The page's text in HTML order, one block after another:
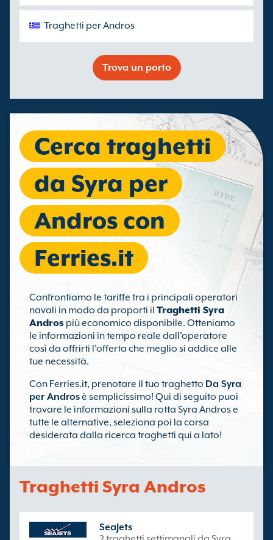
Traghetti per Andros
Trova un porto
Cerca traghetti
da Syra per
Andros con
Ferries.it
Confrontiamo le tariffe tra i principali operatori
navali in modo da proporti il Traghetti Syra
Andros più economico disponibile. Otteniamo
le informazioni in tempo reale dall'operatore
così da offrirti l'offerta che meglio si addice alle
tue necessità.
Con Ferries.it, prenotare il tuo traghetto Da Syra
per Androsè semplicissimo! Qui di seguito puoi
trovare le informazioni sulla rotta Syra Andros e
tutte le alternative, seleziona poi la corsa
desiderata dalla ricerca traghetti qui a lato!
Traghetti Syra Andros
SeaJets